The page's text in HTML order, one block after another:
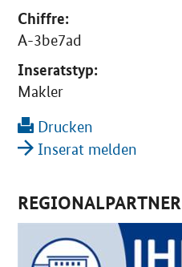
Chiffre:
A-3be7ad
Inseratstyp:
Makler
Drucken
Inserat melden
REGIONALPARTNER